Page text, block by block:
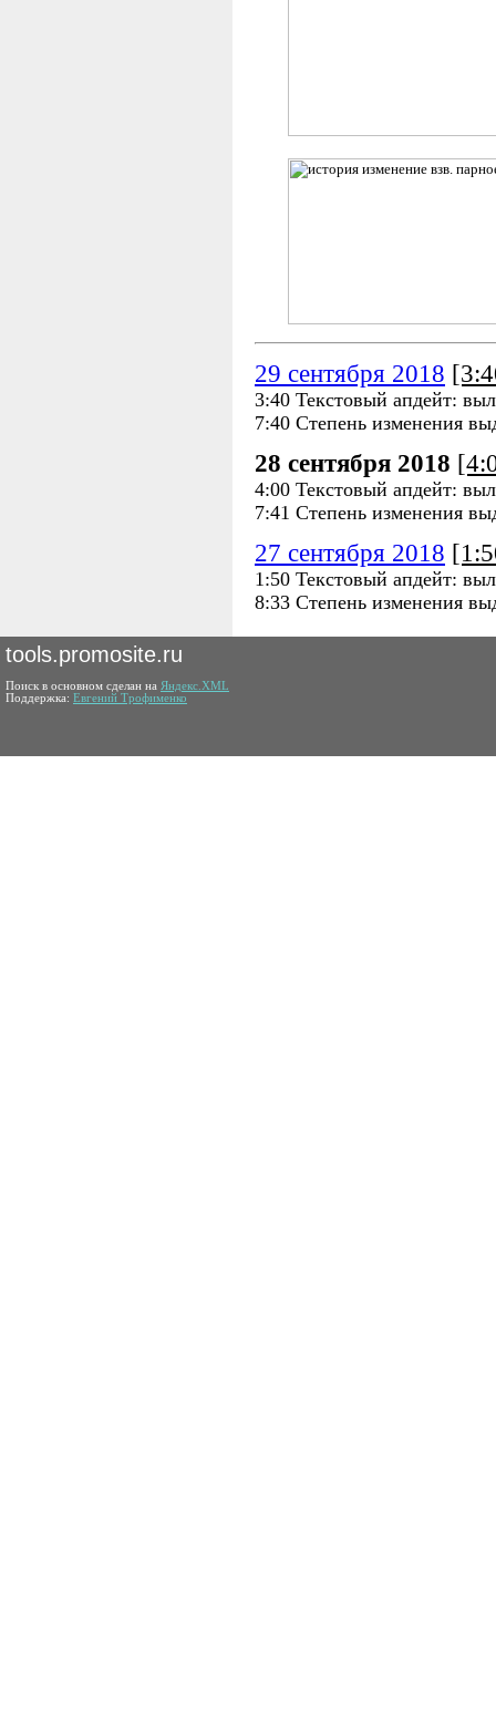
29 сентября 2018
3:40 Текстовый апдейт:
7:40 Степень изменения
28 сентября 2018
4:00 Текстовый апдейт:
7:41 Степень изменения
27 сентября 2018
1:50 Текстовый апдейт:
8:33 Степень изменения
tools.promosite.ru
Поиск в основном сделан на Яндекс.XML
Поддержка: Евгений Трофименко